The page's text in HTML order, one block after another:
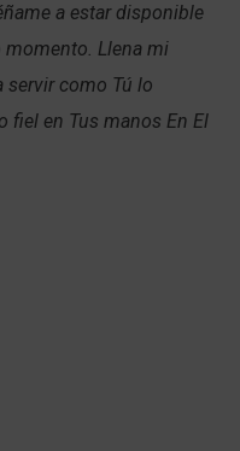
a estar disponible
Llena mi
servir como Tú lo
fiel en Tus manos En El